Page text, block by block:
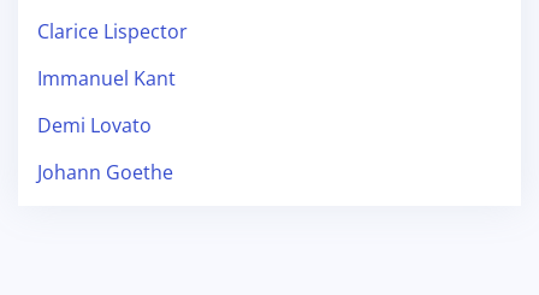
Clarice Lispector
Immanuel Kant
Demi Lovato
Johann Goethe